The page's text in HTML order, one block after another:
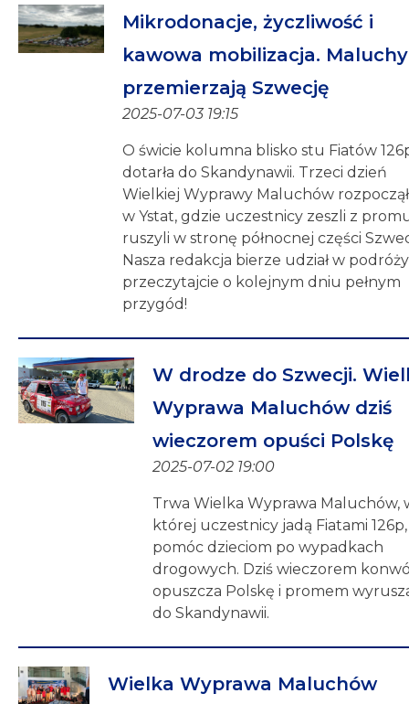
Mikrodonacje, życzliwość i
kawowa mobilizacja. Maluchy
przemierzają Szwecję
2025-07-03 19:15
O świcie kolumna blisko stu Fiatów
dotarła do Skandynawii. Trzeci dzień
Wielkiej Wyprawy Maluchów
w Ystat, gdzie uczestnicy zeszli z
ruszyli w stronę północnej części
Nasza redakcja bierze udział w
przeczytajcie o kolejnym dniu pełnym
przygód!
W drodze do Szwecji.
Wyprawa Maluchów dziś
wieczorem opuści Polskę
2025-07-02 19:00
Trwa Wielka Wyprawa Maluchów,
której uczestnicy jadą Fiatami
pomóc dzieciom po wypadkach
drogowych. Dziś wieczorem
opuszcza Polskę i promem
do Skandynawii.
Wielka Wyprawa Maluchów